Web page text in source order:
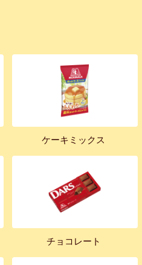
ケーキミックス
チョコレート